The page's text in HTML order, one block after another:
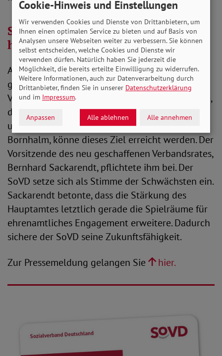
SoVD geht aus Reform gestärkt
hervor
Auf die sozialpolitisch spannungsreichen Zeiten
ging in seiner Rede auch der bisherige
Verbandspräsident Alfred Bornhalm ein. Er sagte,
der SoVD müsse gerade jetzt wahrnehmbarer
und lauter werden. Mit dem neuen Vorstand, so
Bornhalm, könne dieses Ziel erreicht werden. Der
Vorsitzende des neu geschaffenen Verbandsrates,
Bernhard Sackarendt, pflichtete ihm bei. Der
SoVD setze sich als Stimme der Schwächsten ein.
Sackarendt betonte, dass die Stärkung des
Hauptamtes letztlich gerade die Spielräume für
ehrenamtliches Engagement erweitere. Dadurch
sichere der SoVD seine Zukunftsfähigkeit.
Zur Pressemeldung gelangen Sie
hier.
Cookie-Hinweis und Einstellungen
Wir verwenden Cookies und Dienste von Drittanbietern, um
Ihnen einen optimalen Service zu bieten und auf Basis von
Analysen unsere Webseiten weiter zu verbessern. Sie können
selbst entscheiden, welche Cookies und Dienste wir
verwenden dürfen. Natürlich haben Sie jederzeit die
Möglichkeit, die bereits erteilte Einwilligung zu widerrufen.
Weitere Informationen, auch zur Datenverarbeitung durch
Drittanbieter, finden Sie in unserer Datenschutzerklärung
und im Impressum.
Anpassen Alle ablehnen Alle annehmen